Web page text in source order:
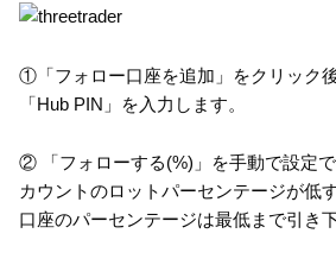
①「フォロー口座を追加」をクリック
「Hub PIN」を入力します。
② 「フォローする(%)」を手動で設定
カウントのロットパーセンテージが低
口座のパーセンテージは最低まで引き